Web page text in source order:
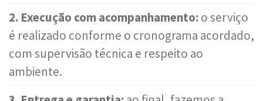
2. Execução com acompanhamento: o serviço
é realizado conforme o cronograma acordado,
com supervisão técnica e respeito ao
ambiente.